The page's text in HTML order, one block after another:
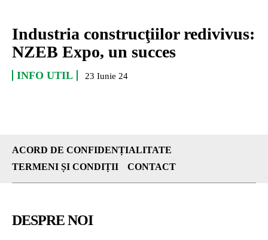
Industria construcţiilor redivivus:
NZEB Expo, un succes
INFO UTIL 23 Iunie 24
ACORD DE CONFIDENȚIALITATE
TERMENI ȘI CONDIȚII
CONTACT
DESPRE NOI